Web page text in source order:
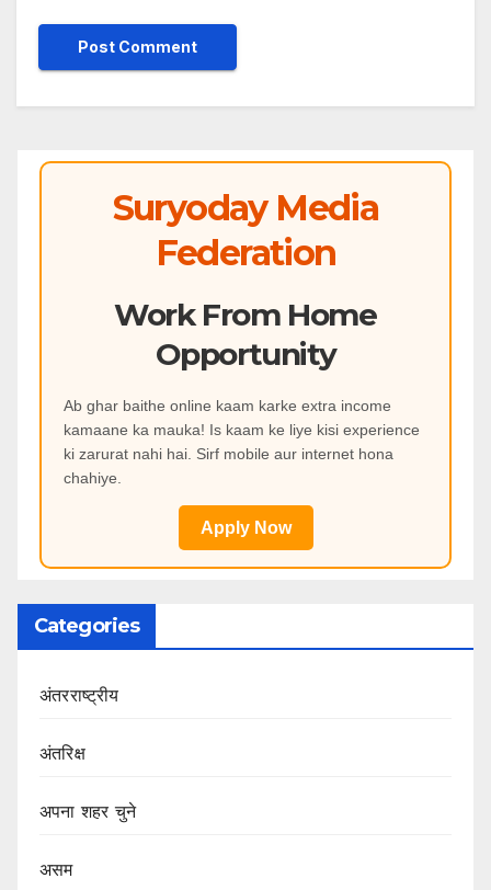
Suryoday Media
Federation
Work From Home
Opportunity
Ab ghar baithe online kaam karke extra income
kamaane ka mauka! Is kaam ke liye kisi experience
ki zarurat nahi hai. Sirf mobile aur internet hona
chahiye.
Apply Now
Categories
अंतरराष्ट्रीय
अंतरिक्ष
अपना शहर चुने
असम